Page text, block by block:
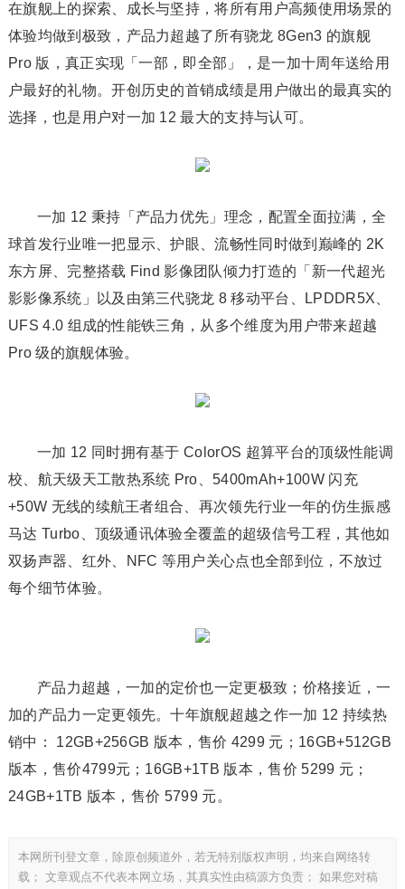
在旗舰上的探索、成长与坚持，将所有用户高频使用场景的
体验均做到极致，产品力超越了所有骁龙 8Gen3 的旗舰
Pro 版，真正实现「一部，即全部」，是一加十周年送给用
户最好的礼物。开创历史的首销成绩是用户做出的最真实的
选择，也是用户对一加 12 最大的支持与认可。
一加 12 秉持「产品力优先」理念，配置全面拉满，全
球首发行业唯一把显示、护眼、流畅性同时做到巅峰的 2K
东方屏、完整搭载 Find 影像团队倾力打造的「新一代超光
影影像系统」以及由第三代骁龙 8 移动平台、LPDDR5X、
UFS 4.0 组成的性能铁三角，从多个维度为用户带来超越
Pro 级的旗舰体验。
一加 12 同时拥有基于 ColorOS 超算平台的顶级性能调
校、航天级天工散热系统 Pro、5400mAh+100W 闪充
+50W 无线的续航王者组合、再次领先行业一年的仿生振感
马达 Turbo、顶级通讯体验全覆盖的超级信号工程，其他如
双扬声器、红外、NFC 等用户关心点也全部到位，不放过
每个细节体验。
产品力超越，一加的定价也一定更极致；价格接近，一
加的产品力一定更领先。十年旗舰超越之作一加 12 持续热
销中： 12GB+256GB 版本，售价 4299 元；16GB+512GB
版本，售价4799元；16GB+1TB 版本，售价 5299 元；
24GB+1TB 版本，售价 5799 元。
本网所刊登文章，除原创频道外，若无特别版权声明，均来自网络转
载； 文章观点不代表本网立场，其真实性由稿源方负责； 如果您对稿